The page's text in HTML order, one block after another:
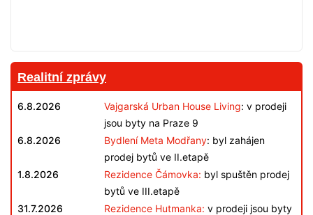
Realitní zprávy
6.8.2026 Vajgarská Urban House Living: v prodeji
jsou byty na Praze 9
6.8.2026
Bydlení Meta Modřany: byl zahájen
prodej bytů ve II.etapě
1.8.2026
Rezidence Čámovka: byl spuštěn prodej
bytů ve III.etapě
31.7.2026
Rezidence Hutmanka: v prodeji jsou byty